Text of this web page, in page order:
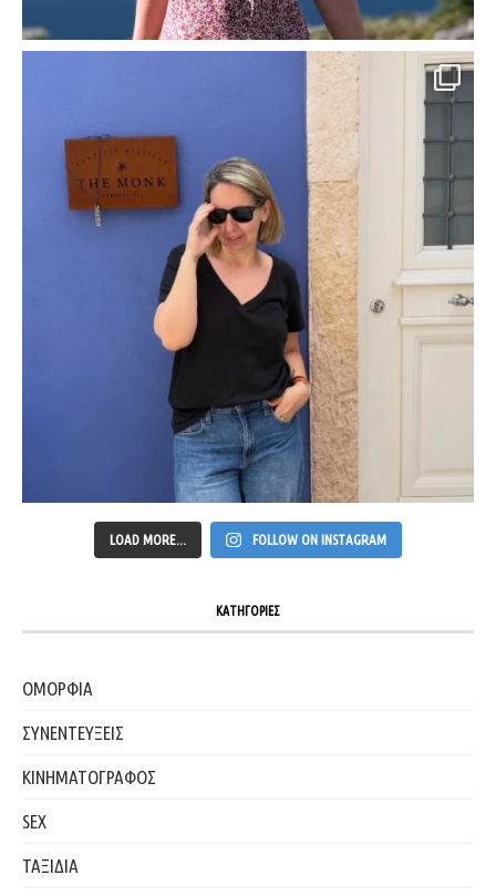
LOAD MORE... FOLLOW ON INSTAGRAM
ΚΑΤΗΓΟΡΙΕΣ
ΟΜΟΡΦΙΑ
ΣΥΝΕΝΤΕΥΞΕΙΣ
ΚΙΝΗΜΑΤΟΓΡΑΦΟΣ
SEX
ΤΑΞΙΔΙΑ